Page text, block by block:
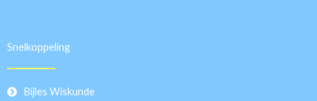
Snelkoppeling
Bijles Wiskunde